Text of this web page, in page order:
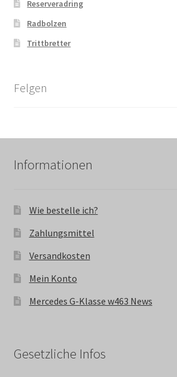
Reserveradring
Radbolzen
Trittbretter
Felgen
Informationen
Wie bestelle ich?
Zahlungsmittel
Versandkosten
Mein Konto
Mercedes G-Klasse w463 News
Gesetzliche Infos